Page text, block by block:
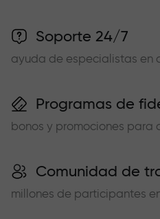
Soporte 24/7
ayuda de especialistas en
Programas de
bonos y promociones para
Comunidad de
millones de participantes